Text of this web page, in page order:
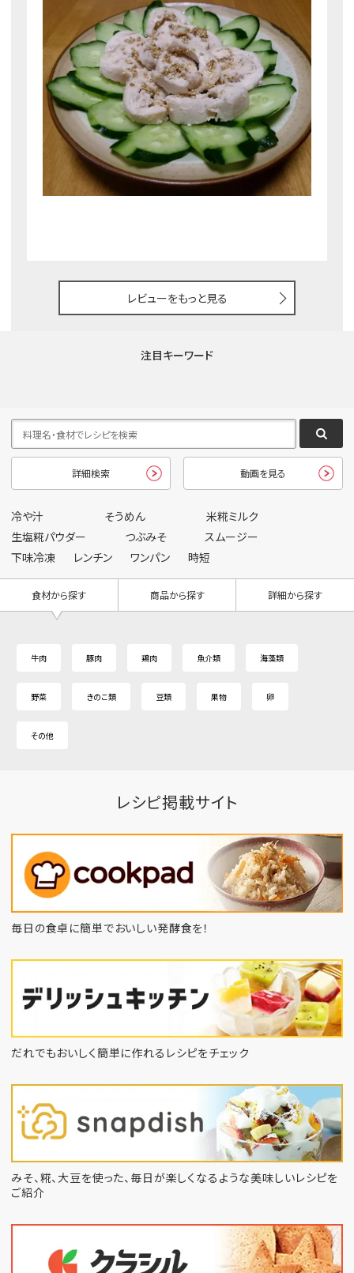
レビューをもっと見る
注目キーワード
詳細検索 動画を見る
冷や汁 そうめん
米糀ミルク
生塩糀パウダー
つぶみそ
スムージー
下味冷凍
レンチン ワンパン 時短
食材から探す 商品から探す 詳細から探す
牛肉 豚肉 鶏肉 魚介類 海藻類
野菜 きのこ類 豆類 果物 卵
その他
レシピ掲載サイト
毎日の食卓に簡単でおいしい発酵食を！
だれでもおいしく簡単に作れるレシピをチェック
みそ、糀、大豆を使った、毎日が楽しくなるような美味しいレシピを
ご紹介